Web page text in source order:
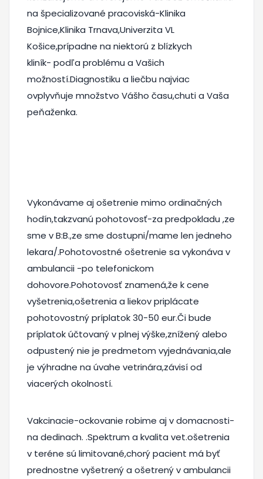
na špecializované pracoviská-Klinika
Bojnice,Klinika Trnava,Univerzita VL
Košice,prípadne na niektorú z blízkych
kliník- podľa problému a Vašich
možností.Diagnostiku a liečbu najviac
ovplyvňuje množstvo Vášho času,chuti a Vaša
peňaženka.
Vykonávame aj ošetrenie mimo ordinačných
hodín,takzvanú pohotovosť-za predpokladu ,ze
sme v B:B.,ze sme dostupni/mame len jedneho
lekara/.Pohotovostné ošetrenie sa vykonáva v
ambulancii -po telefonickom
dohovore.Pohotovosť znamená,že k cene
vyšetrenia,ošetrenia a liekov priplácate
pohotovostný príplatok 30-50 eur.Či bude
príplatok účtovaný v plnej výške,znížený alebo
odpustený nie je predmetom vyjednávania,ale
je výhradne na úvahe vetrinára,závisí od
viacerých okolností.
Vakcinacie-ockovanie robime aj v domacnosti-
na dedinach. .Spektrum a kvalita vet.ošetrenia
v teréne sú limitované,chorý pacient má byť
prednostne vyšetrený a ošetrený v ambulancii